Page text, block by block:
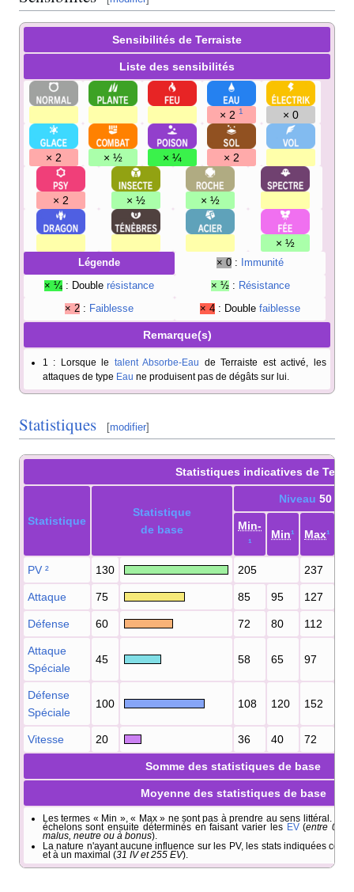
Sensibilités de Terraiste
Liste des sensibilités
× 21 × 0
× 2 × ½ × ¼ × 2
× 2 × ½ × ½
× ½
Légende × 0 : Immunité
× ¼ : Double résistance × ½ : Résistance
× 2 : Faiblesse × 4 : Double faiblesse
Remarque(s)
1 : Lorsque le talent Absorbe-Eau
de Terraiste est activé, les
attaques de type Eau ne produisent pas de dégâts sur lui.
Statistiques [modifier]
Statistiques indicatives de
Statistique
Statistique
de base
Niveau 50
Min-
¹
Min¹ Max¹
PV ² 130 205 237
Attaque 75 85 95 127
Défense 60 72 80 112
Attaque
Spéciale
45 58 65 97
Défense
Spéciale
100 108 120 152
Vitesse 20 36 40 72
Somme des statistiques de base
Moyenne des statistiques de base
Les termes « Min », « Max » ne sont pas à prendre au sens littéral. Il
échelons sont ensuite déterminés en faisant varier les EV(entre 0 et
malus, neutre ou à bonus).
La nature n'ayant aucune influence sur les PV, les stats indiquées
et à un maximal (31 IV et 255 EV).